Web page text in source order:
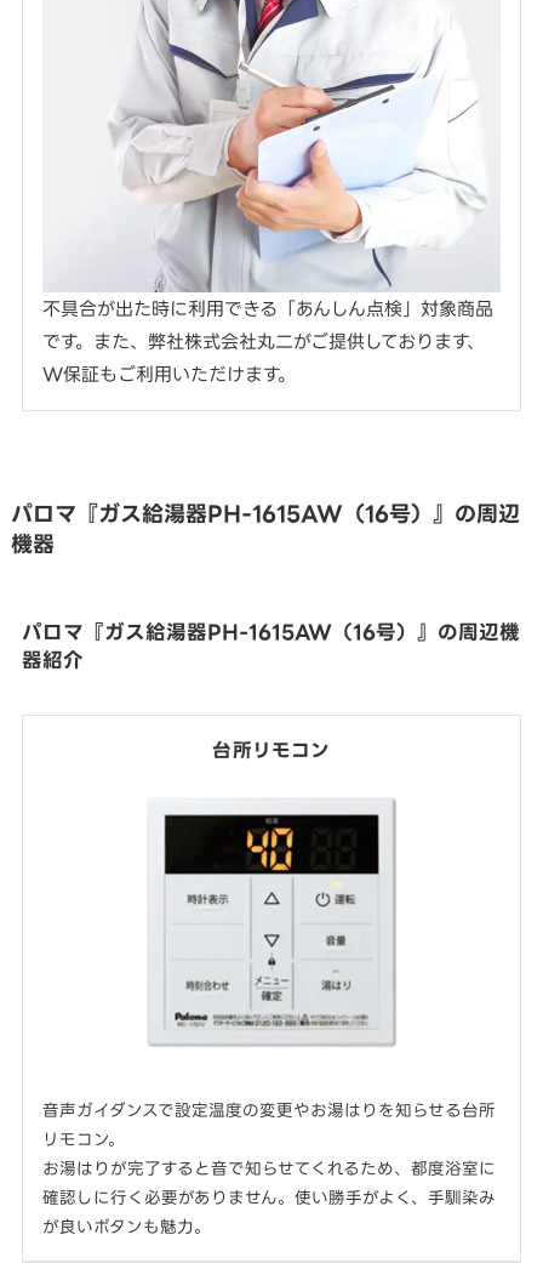
不具合が出た時に利用できる「あんしん点検」対象商品
です。また、弊社株式会社丸二がご提供しております、
W保証もご利用いただけます。
パロマ『ガス給湯器PH-1615AW（16号）』の周辺
機器
パロマ『ガス給湯器PH-1615AW（16号）』の周辺機
器紹介
台所リモコン
音声ガイダンスで設定温度の変更やお湯はりを知らせる台所
リモコン。
お湯はりが完了すると音で知らせてくれるため、都度浴室に
確認しに行く必要がありません。使い勝手がよく、手馴染み
が良いボタンも魅力。